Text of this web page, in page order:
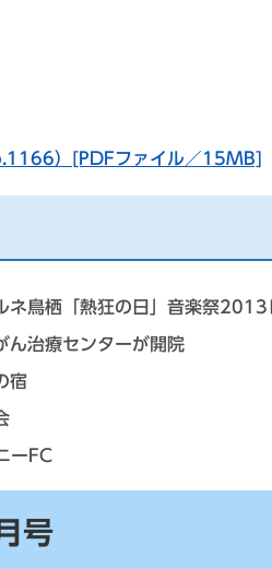
）[PDFファイル／15MB]
ネ鳥栖「熱狂の日」音楽祭2013
ん治療センターが開院
宿
ーFC
号